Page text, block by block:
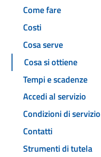
Come fare
Costi
Cosa serve
Cosa si ottiene
Tempi e scadenze
Accedi al servizio
Condizioni di servizio
Contatti
Strumenti di tutela